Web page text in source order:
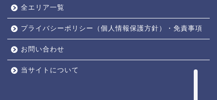
全エリア一覧
プライバシーポリシー（個人情報保護方針）・免責事項
お問い合わせ
当サイトについて
奈良